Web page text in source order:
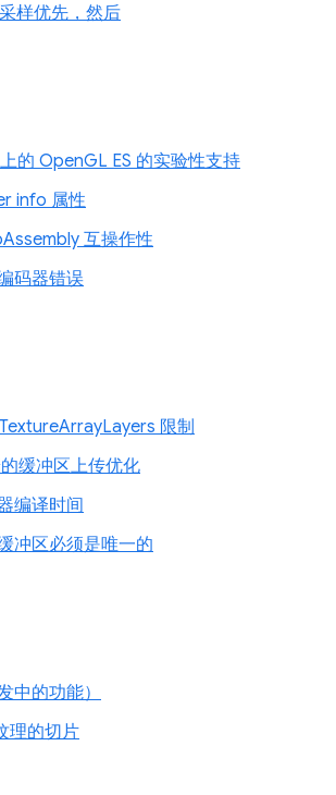
样优先，然后
的 OpenGL ES 的实验性支持
info 属性
互操作性
码器错误
限制
缓冲区上传优化
编译时间
冲区必须是唯一的
中的功能）
理的切片